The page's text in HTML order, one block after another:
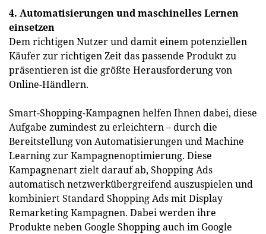
4. Automatisierungen und maschinelles Lernen
einsetzen
Dem richtigen Nutzer und damit einem potenziellen
Käufer zur richtigen Zeit das passende Produkt zu
präsentieren ist die größte Herausforderung von
Online-Händlern.
Smart-Shopping-Kampagnen helfen Ihnen dabei, diese
Aufgabe zumindest zu erleichtern – durch die
Bereitstellung von Automatisierungen und Machine
Learning zur Kampagnenoptimierung. Diese
Kampagnenart zielt darauf ab, Shopping Ads
automatisch netzwerkübergreifend auszuspielen und
kombiniert Standard Shopping Ads mit Display
Remarketing Kampagnen. Dabei werden ihre
Produkte neben Google Shopping auch im Google